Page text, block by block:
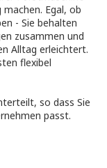
Egal, ob
- Sie behalten
zusammen und
Alltag erleichtert.
flexibel
so dass Sie
passt.